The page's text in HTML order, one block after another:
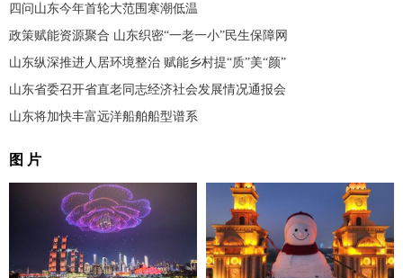
四问山东今年首轮大范围寒潮低温
政策赋能资源聚合 山东织密“一老一小”民生保障网
山东纵深推进人居环境整治 赋能乡村提“质”美“颜”
山东省委召开省直老同志经济社会发展情况通报会
山东将加快丰富远洋船舶船型谱系
图 片